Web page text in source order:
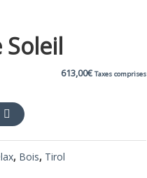
Soleil
613,00€ Taxes comprises
, Bois, Tirol